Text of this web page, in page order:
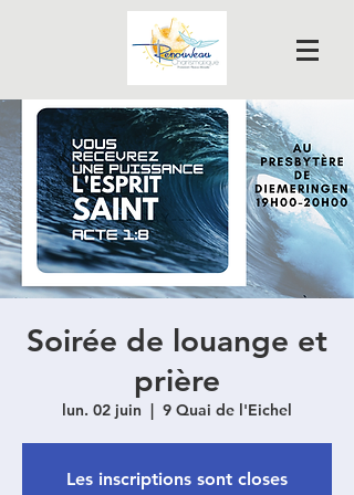
Soirée de louange et
prière
lun. 02 juin
  |
9 Quai de l'Eichel
Les inscriptions sont closes